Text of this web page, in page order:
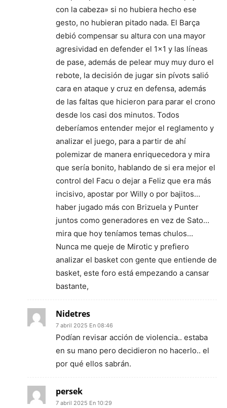
con la cabeza» si no hubiera hecho ese
gesto, no hubieran pitado nada. El Barça
debió compensar su altura con una mayor
agresividad en defender el 1×1 y las líneas
de pase, además de pelear muy muy duro el
rebote, la decisión de jugar sin pívots salió
cara en ataque y cruz en defensa, además
de las faltas que hicieron para parar el crono
desde los casi dos minutos. Todos
deberíamos entender mejor el reglamento y
analizar el juego, para a partir de ahí
polemizar de manera enriquecedora y mira
que sería bonito, hablando de si era mejor el
control del Facu o dejar a Feliz que era más
incisivo, apostar por Willy o por bajitos…
haber jugado más con Brizuela y Punter
juntos como generadores en vez de Sato…
mira que hoy teníamos temas chulos…
Nunca me queje de Mirotic y prefiero
analizar el basket con gente que entiende de
basket, este foro está empezando a cansar
bastante,
Nidetres
7 abril 2025 En 08:46
Podían revisar acción de violencia.. estaba
en su mano pero decidieron no hacerlo.. el
por qué ellos sabrán.
persek
7 abril 2025 En 10:29